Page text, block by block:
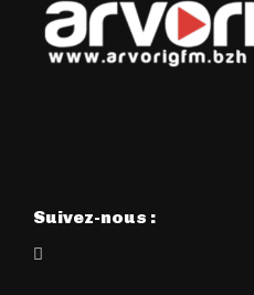
Suivez-nous :